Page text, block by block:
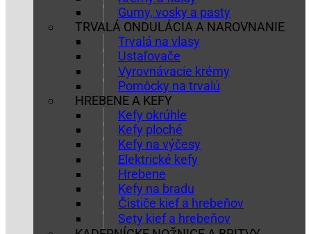
Gumy, vosky a pasty
TRVALÁ ONDULÁCIA A NAROVNANIE
Trvalá na vlasy
Ustaľovače
Vyrovnávacie krémy
Pomôcky na trvalú
HREBENE A KEFY
Kefy okrúhle
Kefy ploché
Kefy na výčesy
Elektrické kefy
Hrebene
Kefy na bradu
Čističe kief a hrebeňov
Sety kief a hrebeňov